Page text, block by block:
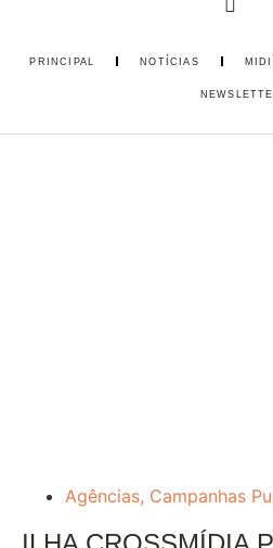
PRINCIPAL NOTÍCIAS
Agências, Campanhas